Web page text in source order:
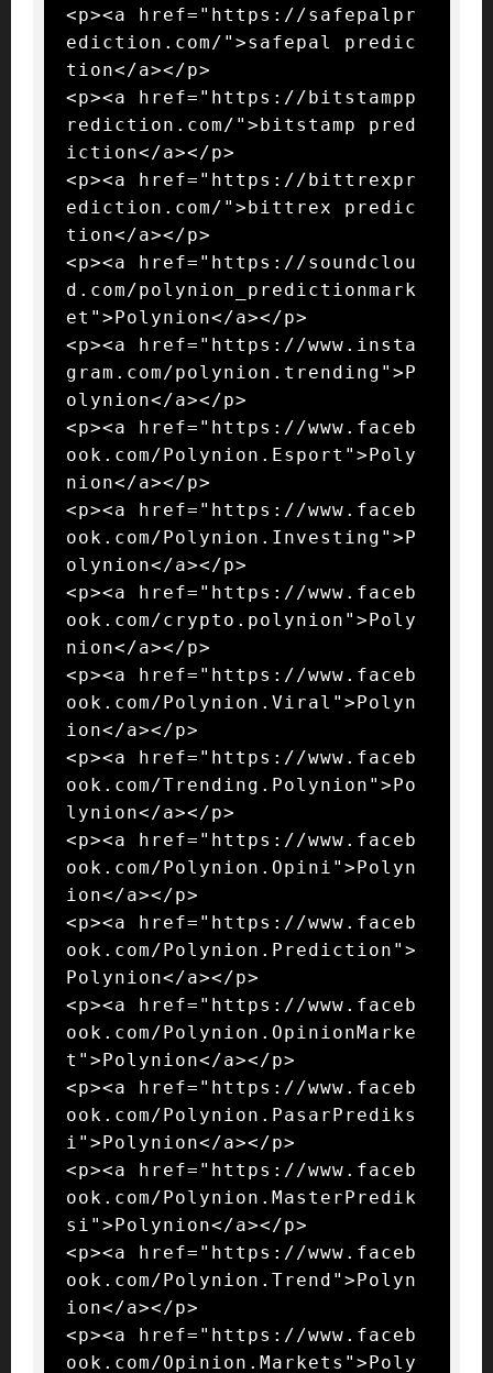
<p><a href="https://safepalpr
ediction.com/">safepal predic
tion</a></p>
<p><a href="https://bitstampp
rediction.com/">bitstamp pred
iction</a></p>
<p><a href="https://bittrexpr
ediction.com/">bittrex predic
tion</a></p>
<p><a href="https://soundclou
d.com/polynion_predictionmark
et">Polynion</a></p>
<p><a href="https://www.insta
gram.com/polynion.trending">P
olynion</a></p>
<p><a href="https://www.faceb
ook.com/Polynion.Esport">Poly
nion</a></p>
<p><a href="https://www.faceb
ook.com/Polynion.Investing">P
olynion</a></p>
<p><a href="https://www.faceb
ook.com/crypto.polynion">Poly
nion</a></p>
<p><a href="https://www.faceb
ook.com/Polynion.Viral">Polyn
ion</a></p>
<p><a href="https://www.faceb
ook.com/Trending.Polynion">Po
lynion</a></p>
<p><a href="https://www.faceb
ook.com/Polynion.Opini">Polyn
ion</a></p>
<p><a href="https://www.faceb
ook.com/Polynion.Prediction">
Polynion</a></p>
<p><a href="https://www.faceb
ook.com/Polynion.OpinionMarke
t">Polynion</a></p>
<p><a href="https://www.faceb
ook.com/Polynion.PasarPrediks
i">Polynion</a></p>
<p><a href="https://www.faceb
ook.com/Polynion.MasterPredik
si">Polynion</a></p>
<p><a href="https://www.faceb
ook.com/Polynion.Trend">Polyn
ion</a></p>
<p><a href="https://www.faceb
ook.com/Opinion.Markets">Poly